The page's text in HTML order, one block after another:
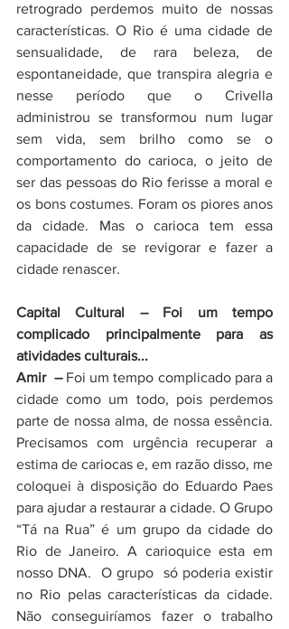
retrogrado perdemos muito de nossas
características. O Rio é uma cidade de
sensualidade, de rara beleza, de
espontaneidade, que transpira alegria e
nesse período que o Crivella
administrou se transformou num lugar
sem vida, sem brilho como se o
comportamento do carioca, o jeito de
ser das pessoas do Rio ferisse a moral e
os bons costumes. Foram os piores anos
da cidade. Mas o carioca tem essa
capacidade de se revigorar e fazer a
cidade renascer.
Capital Cultural – Foi um tempo
complicado principalmente para as
atividades culturais...
Amir  – Foi um tempo complicado para a
cidade como um todo, pois perdemos
parte de nossa alma, de nossa essência.
Precisamos com urgência recuperar a
estima de cariocas e, em razão disso, me
coloquei à disposição do Eduardo Paes
para ajudar a restaurar a cidade. O Grupo
“Tá na Rua” é um grupo da cidade do
Rio de Janeiro. A carioquice esta em
nosso DNA.  O grupo  só poderia existir
no Rio pelas características da cidade.
Não conseguiríamos fazer o trabalho